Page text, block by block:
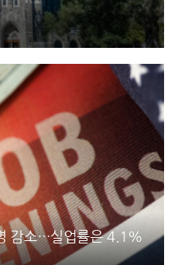
감소…실업률은 4.1%